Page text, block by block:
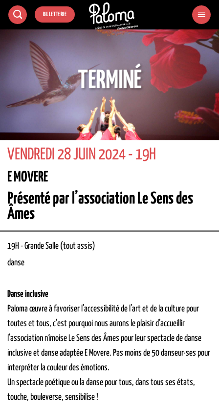
Passer
BILLETTERIE
TERMINÉ
VENDREDI 28 JUIN 2024 - 19H
E MOVERE
Présenté par l’association Le Sens des
Âmes
19H -Grande Salle (tout assis)
danse
Danse inclusive
Paloma œuvre à favoriser l’accessibilité de l’art et de la culture pour
toutes et tous, c’est pourquoi nous aurons le plaisir d’accueillir
l’association nîmoise Le Sens des Âmes pour leur spectacle de danse
inclusive et danse adaptée E Movere. Pas moins de 50 danseur·ses pour
interpréter la couleur des émotions.
Un spectacle poétique ou la danse pour tous, dans tous ses états,
touche, bouleverse, sensibilise !